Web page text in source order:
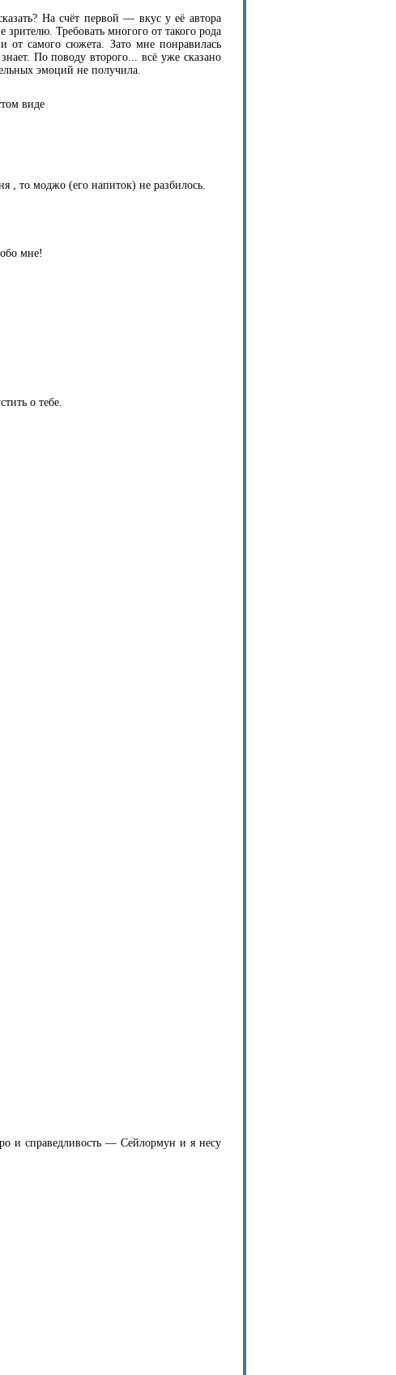
На счёт первой — вкус у её автора
Требовать многого от такого рода
самого сюжета. Зато мне понравилась
По поводу второго... всё уже сказано
эмоций не получила.
виде
, то моджо (его напиток) не разбилось.
мне!
о тебе.
и справедливость — Сейлормун и я несу